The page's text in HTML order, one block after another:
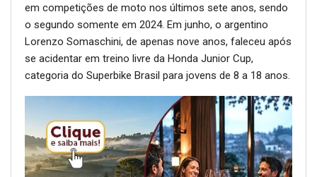
em competições de moto nos últimos sete anos, sendo
o segundo somente em 2024. Em junho, o argentino
Lorenzo Somaschini, de apenas nove anos, faleceu após
se acidentar em treino livre da Honda Junior Cup,
categoria do Superbike Brasil para jovens de 8 a 18 anos.